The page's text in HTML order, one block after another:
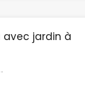
avec jardin à